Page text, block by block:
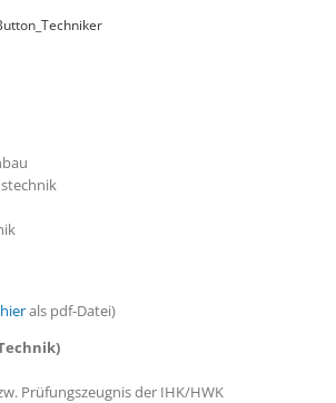
hierals pdf-Datei)
Prüfungszeugnis der IHK/HWK